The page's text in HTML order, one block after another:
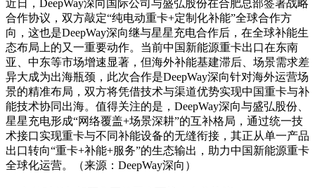
近日，DeepWay深向国际公司与盛弘股份在合肥总部签署战略
合作协议，双方敲定“纯电动重卡+定制化补能”全球合作方
向，这也是DeepWay深向继与星星充电合作后，在全球补能生
态布局上的又一重要动作。当前中国新能源重卡出口在东南
亚、中东等市场增速显著，但海外补能基建滞后、场景需求差
异大成为出海瓶颈，此次合作是DeepWay深向针对海外运营场
景的精准布局，双方将凭借技术与渠道优势实现中国重卡与补
能技术协同出海。值得关注的是，DeepWay深向与盛弘股份、
星星充电形成“网络覆盖+场景深耕”的互补格局，通过统一技
术接口实现重卡与不同补能设备的无缝衔接，其正从单一产品
出口转向“重卡+补能+服务”的生态输出，助力中国新能源重卡
全球化运营。（来源：DeepWay深向）